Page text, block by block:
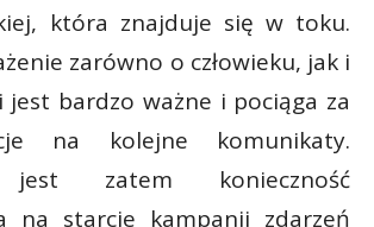
która znajduje się w toku.
zarówno o człowieku, jak i
jest bardzo ważne i pociąga za
na kolejne komunikaty.
jest zatem konieczność
na starcie kampanii zdarzeń